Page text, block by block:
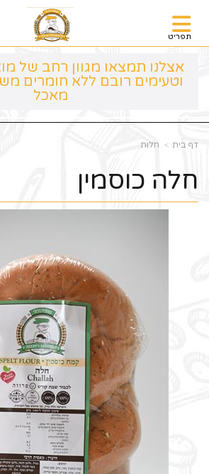
תפריט
אצלנו תמצאו מגוון רחב של
וטעימים רובם ללא חומרים
מאכל
דף בית חלות
חלה כוסמין